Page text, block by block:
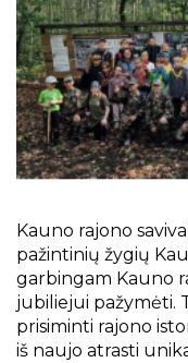
Kauno rajono
pažintinių žygių
garbingam Kauno
jubiliejui pažymėti.
prisiminti rajono
iš naujo atrasti